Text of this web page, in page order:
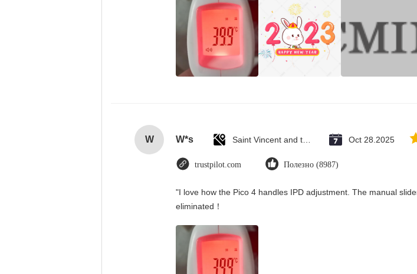
W W*s Oct 28.2025
trustpilot.com Полезно (8987)
"I love how the Pico 4 handles IPD adjustment. The manual
eliminated！